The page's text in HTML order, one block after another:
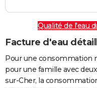
Qualité de l'eau
Facture d'eau
Pour une consommation
pour une famille avec
sur-Cher, la